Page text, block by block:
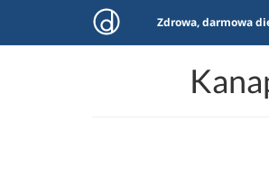
Zdrowa, darmowa